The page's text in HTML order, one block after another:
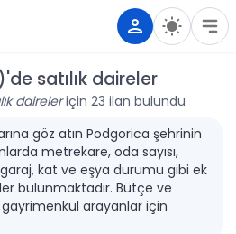
satılık daireler
daireleriçin 23 ilan bulundu
göz atın Podgorica şehrinin
metrekare, oda sayısı,
kat ve eşya durumu gibi ek
bulunmaktadır. Bütçe ve
arayanlar için